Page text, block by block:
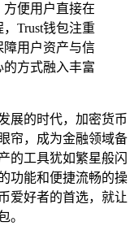
便用户直接在
Trust钱包注重
障用户资产与信
方式融入丰富
展的时代，加密货币
帘，成为金融领域备
的工具犹如繁星般闪
功能和便捷流畅的操
爱好者的首选，就让
。